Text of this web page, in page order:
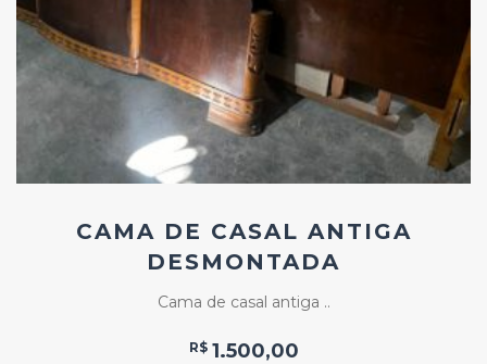
CAMA DE CASAL ANTIGA
DESMONTADA
Cama de casal antiga ..
R$ 1.500,00